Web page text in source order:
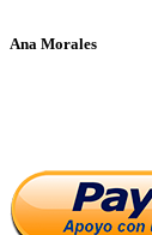
Ana Morales